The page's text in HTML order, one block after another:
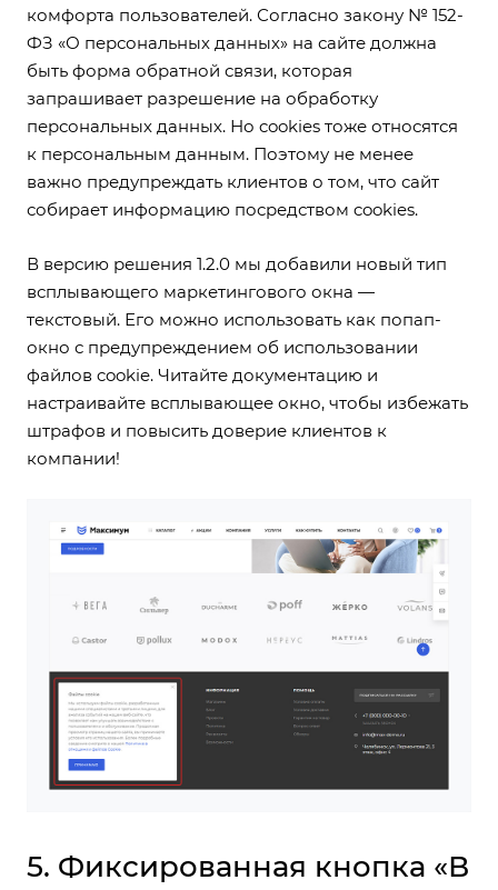
комфорта пользователей. Согласно закону № 152-
ФЗ «О персональных данных» на сайте должна
быть форма обратной связи, которая
запрашивает разрешение на обработку
персональных данных. Но cookies тоже относятся
к персональным данным. Поэтому не менее
важно предупреждать клиентов о том, что сайт
собирает информацию посредством cookies.
В версию решения 1.2.0 мы добавили новый тип
всплывающего маркетингового окна —
текстовый. Его можно использовать как попап-
окно с предупреждением об использовании
файлов cookie. Читайте документацию и
настраивайте всплывающее окно, чтобы избежать
штрафов и повысить доверие клиентов к
компании!
5. Фиксированная кнопка «В